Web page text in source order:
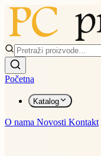
Početna
Katalog
O nama Novosti Kontakt